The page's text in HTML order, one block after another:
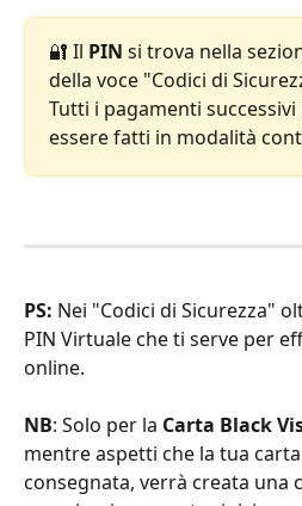
🔐 Il PIN si trova nella
della voce "Codici di
Tutti i pagamenti
essere fatti in modalità
PS: Nei "Codici di Sicurezza"
PIN Virtuale che ti serve per
online.
NB: Solo per la Carta Black
mentre aspetti che la tua
consegnata, verrà creata una